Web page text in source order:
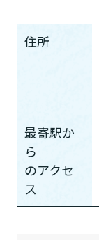
住所
最寄駅か
ら
のアクセ
ス